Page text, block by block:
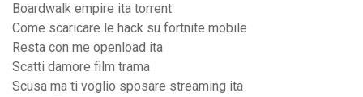
Boardwalk empire ita torrent
Come scaricare le hack su fortnite mobile
Resta con me openload ita
Scatti damore film trama
Scusa ma ti voglio sposare streaming ita